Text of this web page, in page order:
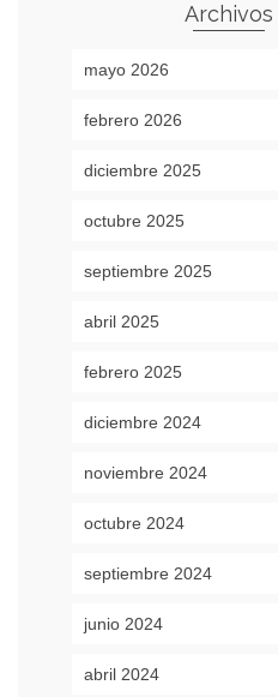
Archivos
mayo 2026
febrero 2026
diciembre 2025
octubre 2025
septiembre 2025
abril 2025
febrero 2025
diciembre 2024
noviembre 2024
octubre 2024
septiembre 2024
junio 2024
abril 2024